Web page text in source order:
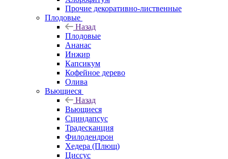
Прочие декоративно-лиственные
Плодовые
Назад
Плодовые
Ананас
Инжир
Капсикум
Кофейное дерево
Олива
Вьющиеся
Назад
Вьющиеся
Сциндапсус
Традесканция
Филодендрон
Хедера (Плющ)
Циссус